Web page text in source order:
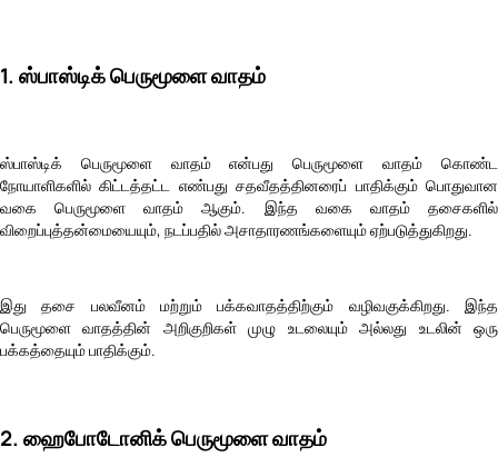
1. ஸ்பாஸ்டிக் பெருமூளை வாதம்
ஸ்பாஸ்டிக் பெருமூளை வாதம் என்பது பெருமூளை வாதம் கொண்ட
நோயாளிகளில் கிட்டத்தட்ட எண்பது சதவீதத்தினரைப் பாதிக்கும் பொதுவான
வகை பெருமூளை வாதம் ஆகும். இந்த வகை வாதம் தசைகளில்
விறைப்புத்தன்மையையும், நடப்பதில் அசாதாரணங்களையும் ஏற்படுத்துகிறது.
இது தசை பலவீனம் மற்றும் பக்கவாதத்திற்கும் வழிவகுக்கிறது. இந்த
பெருமூளை வாதத்தின் அறிகுறிகள் முழு உடலையும் அல்லது உடலின் ஒரு
பக்கத்தையும் பாதிக்கும்.
2. ஹைபோடோனிக் பெருமூளை வாதம்